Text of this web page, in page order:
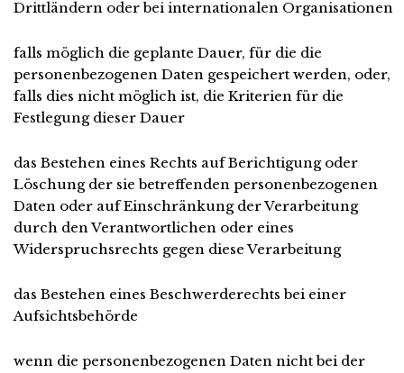
Drittländern oder bei internationalen Organisationen
falls möglich die geplante Dauer, für die die
personenbezogenen Daten gespeichert werden, oder,
falls dies nicht möglich ist, die Kriterien für die
Festlegung dieser Dauer
das Bestehen eines Rechts auf Berichtigung oder
Löschung der sie betreffenden personenbezogenen
Daten oder auf Einschränkung der Verarbeitung
durch den Verantwortlichen oder eines
Widerspruchsrechts gegen diese Verarbeitung
das Bestehen eines Beschwerderechts bei einer
Aufsichtsbehörde
wenn die personenbezogenen Daten nicht bei der